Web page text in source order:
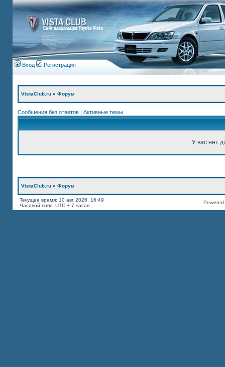
Вход Регистрация
VistaClub.ru » Форум
Сообщения без ответов | Активные темы
У вас нет
VistaClub.ru » Форум
Текущее время: 10 авг 2026, 16:49
Часовой пояс: UTC + 7 часов